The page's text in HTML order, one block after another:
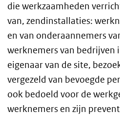
die werkzaamheden
van, zendinstallaties:
en van onderaannemers
werknemers van bedrijven
eigenaar van de site,
vergezeld van bevoegde
ook bedoeld voor de
werknemers en zijn